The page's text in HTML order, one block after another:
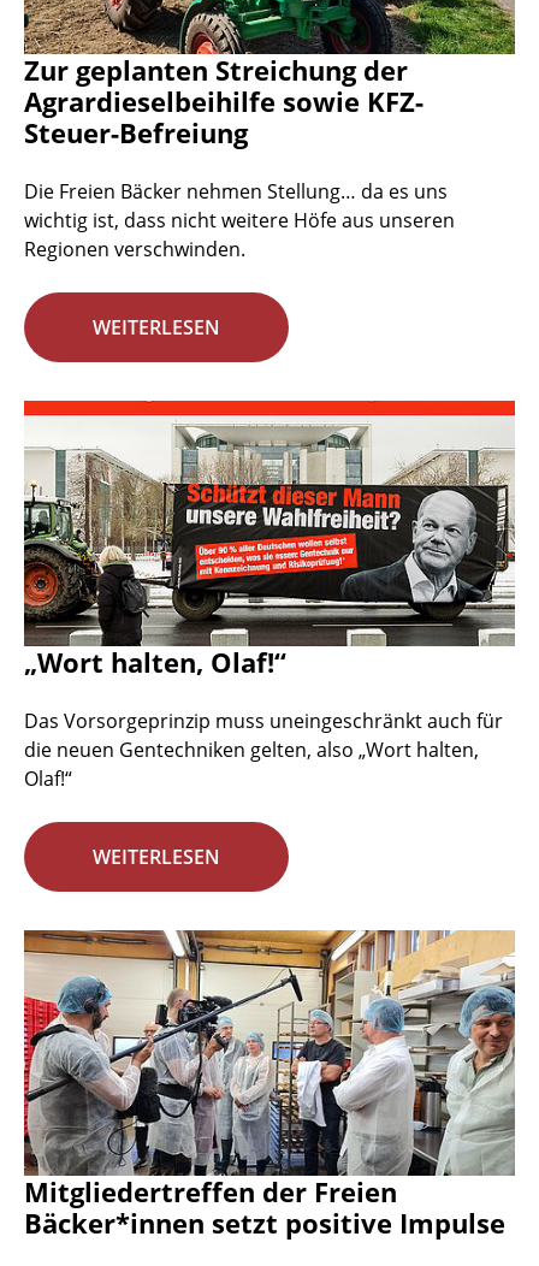
Zur geplanten Streichung der
Agrardieselbeihilfe sowie KFZ-
Steuer-Befreiung
Die Freien Bäcker nehmen Stellung… da es uns
wichtig ist, dass nicht weitere Höfe aus unseren
Regionen verschwinden.
WEITERLESEN
„Wort halten, Olaf!“
Das Vorsorgeprinzip muss uneingeschränkt auch für
die neuen Gentechniken gelten, also „Wort halten,
Olaf!“
WEITERLESEN
Mitgliedertreffen der Freien
Bäcker*innen setzt positive Impulse